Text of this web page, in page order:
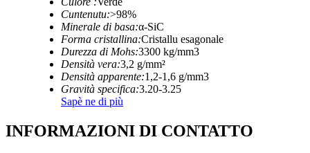
Cuntenutu:>98%
Minerale di basa:α-SiC
Forma cristallina:Cristallu esagonale
Durezza di Mohs:3300 kg/mm3
Densità vera:3,2 g/mm²
Densità apparente:1,2-1,6 g/mm3
Gravità specifica:3.20-3.25
Sapè ne di più
INFORMAZIONI DI CONTATTO